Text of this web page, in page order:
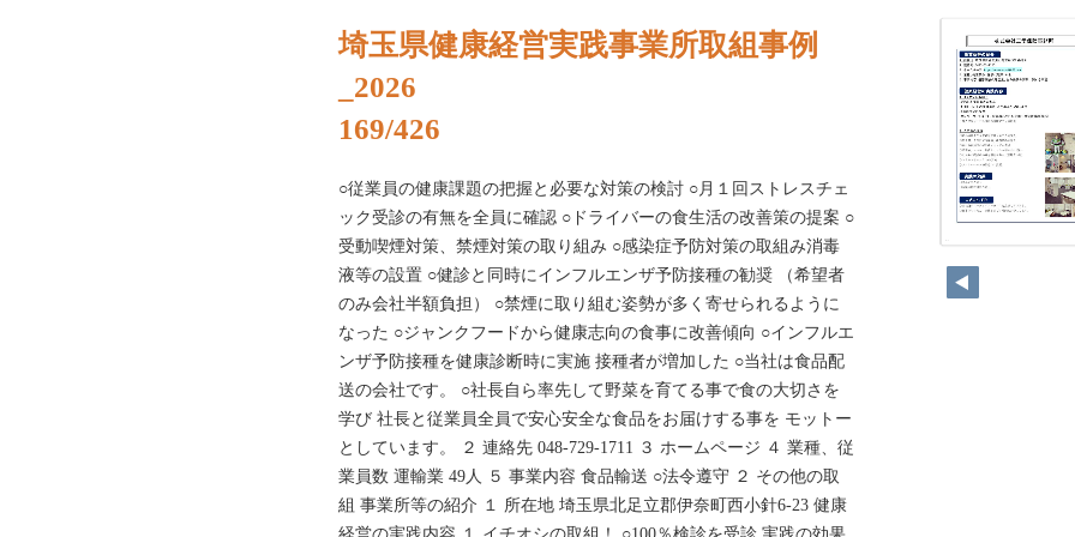
152
埼玉県健康経営実践事業所取組事例
_2026
169/426
○従業員の健康課題の把握と必要な対策の検討 ○月１回ストレスチェ
ック受診の有無を全員に確認 ○ドライバーの食生活の改善策の提案 ○
受動喫煙対策、禁煙対策の取り組み ○感染症予防対策の取組み消毒
液等の設置 ○健診と同時にインフルエンザ予防接種の勧奨 （希望者
のみ会社半額負担） ○禁煙に取り組む姿勢が多く寄せられるように
なった ○ジャンクフードから健康志向の食事に改善傾向 ○インフルエ
ンザ予防接種を健康診断時に実施 接種者が増加した ○当社は食品配
送の会社です。 ○社長自ら率先して野菜を育てる事で食の大切さを
学び 社長と従業員全員で安心安全な食品をお届けする事を モットー
としています。 ２ 連絡先 048-729-1711 ３ ホームページ ４ 業種、従
業員数 運輸業 49人 ５ 事業内容 食品輸送 ○法令遵守 ２ その他の取
組 事業所等の紹介 １ 所在地 埼玉県北足立郡伊奈町西小針6-23 健康